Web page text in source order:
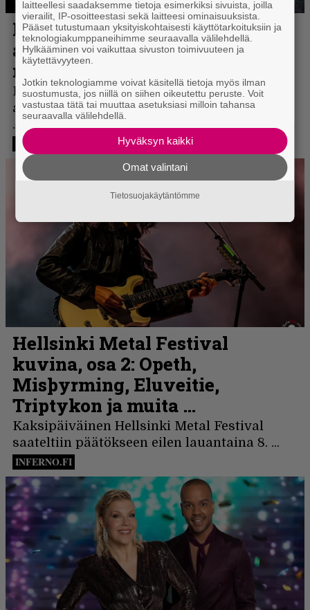
laitteellesi saadaksemme tietoja esimerkiksi sivuista, joilla
vierailit, IP-osoitteestasi sekä laitteesi ominaisuuksista.
Pääset tutustumaan yksityiskohtaisesti käyttötarkoituksiin ja
teknologiakumppaneihimme seuraavalla välilehdellä.
Hylkääminen voi vaikuttaa sivuston toimivuuteen ja
käytettävyyteen.
Jotkin teknologiamme voivat käsitellä tietoja myös ilman
suostumusta, jos niillä on siihen oikeutettu peruste. Voit
vastustaa tätä tai muuttaa asetuksiasi milloin tahansa
seuraavalla välilehdellä.
Hyväksyn kaikki
Omat valintani
Tietosuojakäytäntömme